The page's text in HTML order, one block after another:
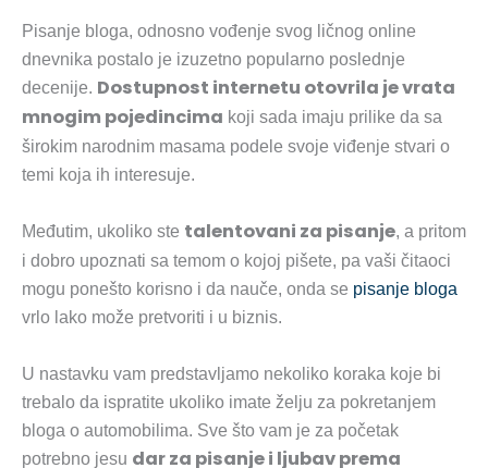
Pisanje bloga, odnosno vođenje svog ličnog online
dnevnika postalo je izuzetno popularno poslednje
decenije. Dostupnost internetu otovrila je vrata
mnogim pojedincima koji sada imaju prilike da sa
širokim narodnim masama podele svoje viđenje stvari o
temi koja ih interesuje.
Međutim, ukoliko ste talentovani za pisanje, a pritom
i dobro upoznati sa temom o kojoj pišete, pa vaši čitaoci
mogu ponešto korisno i da nauče, onda se pisanje bloga
vrlo lako može pretvoriti i u biznis.
U nastavku vam predstavljamo nekoliko koraka koje bi
trebalo da ispratite ukoliko imate želju za pokretanjem
bloga o automobilima. Sve što vam je za početak
potrebno jesu dar za pisanje i ljubav prema